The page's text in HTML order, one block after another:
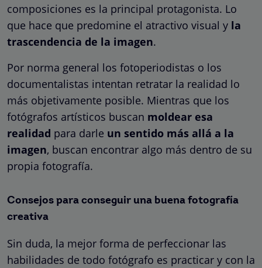
composiciones es la principal protagonista. Lo
que hace que predomine el atractivo visual y la
trascendencia de la imagen.
Por norma general los fotoperiodistas o los
documentalistas intentan retratar la realidad lo
más objetivamente posible. Mientras que los
fotógrafos artísticos buscan moldear esa
realidad para darle un sentido más allá a la
imagen, buscan encontrar algo más dentro de su
propia fotografía.
Consejos para conseguir una buena fotografía
creativa
Sin duda, la mejor forma de perfeccionar las
habilidades de todo fotógrafo es practicar y con la